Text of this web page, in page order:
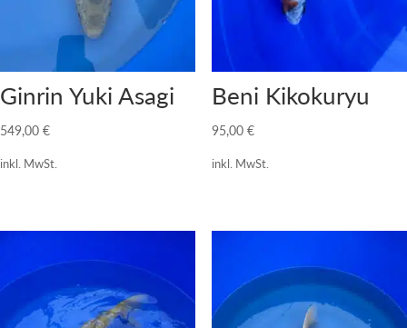
Ginrin Yuki Asagi
549,00 €
inkl. MwSt.
Beni Kikokuryu
95,00 €
inkl. MwSt.